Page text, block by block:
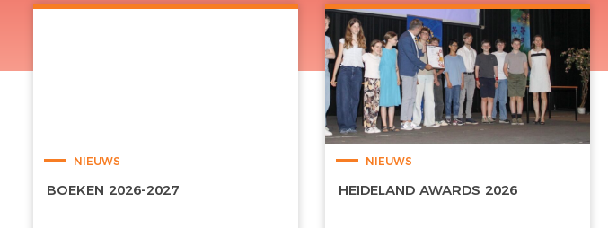
NIEUWS
BOEKEN 2026-2027
NIEUWS
HEIDELAND AWARDS 2026